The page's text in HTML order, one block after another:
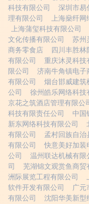
科技有限公司
深圳市易
理有限公司
上海燊纤
上海蒲玺科技有限公司
文化传播有限公司
苏州
商务零食店
四川丰胜林
有限公司
重庆沐灵科技
限公司
济南牛角镇电子
有限公司
烟台邯威建筑
公司
徐州皓乐网络科技
京花之筑酒店管理有限公
科技有限责任公司
中国
新东网络科技有限公司
有限公司
孟村回族自治
有限公司
快意美好加装
公司
温州联达机械有限
司
芜湖锦文观赏鱼商贸
洲际展览工程有限公司
软件开发有限公司
广元
有限公司
沈阳华美新型